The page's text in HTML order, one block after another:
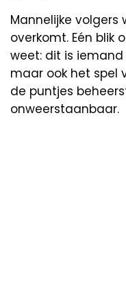
Mannelijke
overkomt. Eén blik
weet: dit is
maar ook het spel
de puntjes
onweerstaanbaar.